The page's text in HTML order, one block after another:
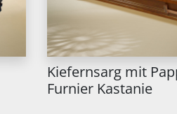
Kiefernsarg mit
Furnier Kastanie